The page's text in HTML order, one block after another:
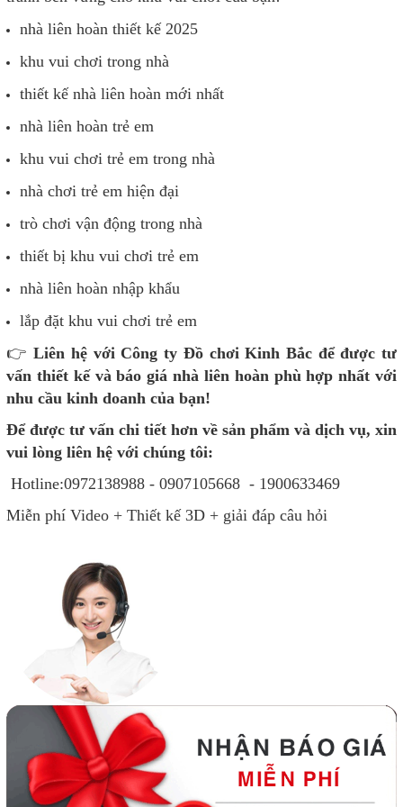
nhà liên hoàn thiết kế 2025
khu vui chơi trong nhà
thiết kế nhà liên hoàn mới nhất
nhà liên hoàn trẻ em
khu vui chơi trẻ em trong nhà
nhà chơi trẻ em hiện đại
trò chơi vận động trong nhà
thiết bị khu vui chơi trẻ em
nhà liên hoàn nhập khẩu
lắp đặt khu vui chơi trẻ em
👉Liên hệ với Công ty Đồ chơi Kinh Bắc để được tư
vấn thiết kế và báo giá nhà liên hoàn phù hợp nhất với
nhu cầu kinh doanh của bạn!
Để được tư vấn chi tiết hơn về sản phẩm và dịch vụ, xin
vui lòng liên hệ với chúng tôi:
Hotline:0972138988 - 0907105668 - 1900633469
Miễn phí Video + Thiết kế 3D + giải đáp câu hỏi